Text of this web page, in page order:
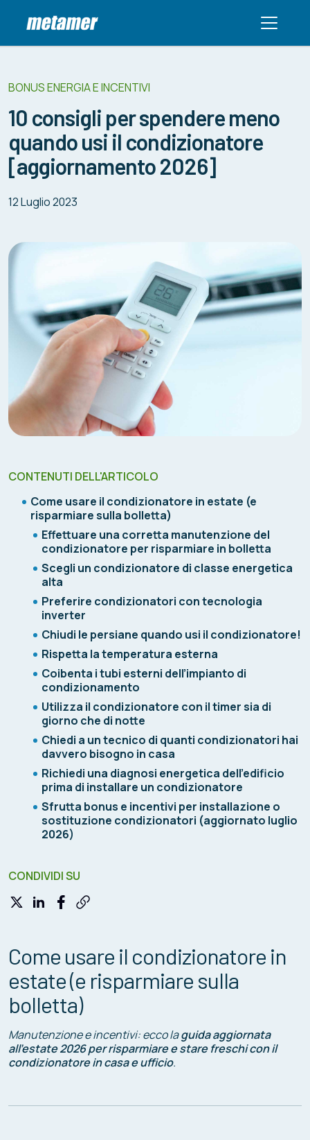
BONUS ENERGIA E INCENTIVI
10 consigli per spendere meno
quando usi il condizionatore
[aggiornamento 2026]
12 Luglio 2023
CONTENUTI DELL'ARTICOLO
Come usare il condizionatore in estate (e
risparmiare sulla bolletta)
Effettuare una corretta manutenzione del
condizionatore per risparmiare in bolletta
Scegli un condizionatore di classe energetica
alta
Preferire condizionatori con tecnologia
inverter
Chiudi le persiane quando usi il condizionatore!
Rispetta la temperatura esterna
Coibenta i tubi esterni dell’impianto di
condizionamento
Utilizza il condizionatore con il timer sia di
giorno che di notte
Chiedi a un tecnico di quanti condizionatori hai
davvero bisogno in casa
Richiedi una diagnosi energetica dell'edificio
prima di installare un condizionatore
Sfrutta bonus e incentivi per installazione o
sostituzione condizionatori (aggiornato luglio
2026)
CONDIVIDI SU
Come usare il condizionatore in
estate (e risparmiare sulla
bolletta)
Manutenzione e incentivi: ecco laguida aggiornata
all’estate 2026 per risparmiare e stare freschi con il
condizionatore in casa e ufficio.